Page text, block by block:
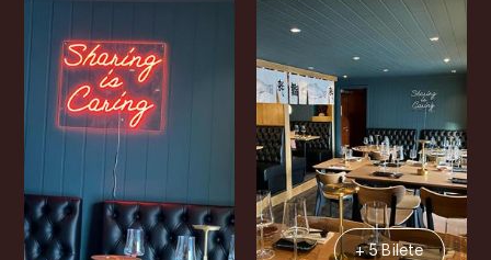
+ 5 Bilete